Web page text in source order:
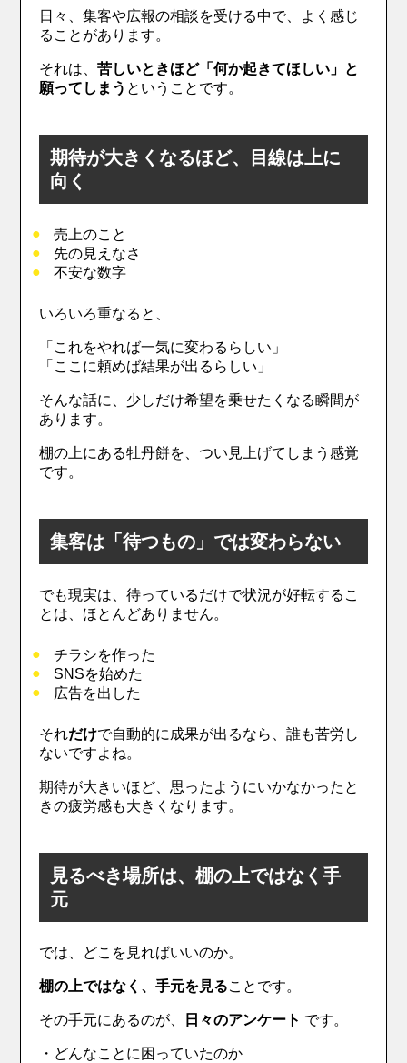
日々、集客や広報の相談を受ける中で、よく感じ
ることがあります。
それは、苦しいときほど「何か起きてほしい」と
願ってしまう ということです。
期待が大きくなるほど、目線は上に
向く
売上のこと
先の見えなさ
不安な数字
いろいろ重なると、
「これをやれば一気に変わるらしい」
「ここに頼めば結果が出るらしい」
そんな話に、少しだけ希望を乗せたくなる瞬間が
あります。
棚の上にある牡丹餅を、つい見上げてしまう感覚
です。
集客は「待つもの」では変わらない
でも現実は、待っているだけで状況が好転するこ
とは、ほとんどありません。
チラシを作った
SNSを始めた
広告を出した
それだけで自動的に成果が出るなら、誰も苦労し
ないですよね。
期待が大きいほど、思ったようにいかなかったと
きの疲労感も大きくなります。
見るべき場所は、棚の上ではなく手
元
では、どこを見ればいいのか。
棚の上ではなく、手元を見ることです。
その手元にあるのが、 日々のアンケート です。
・どんなことに困っていたのか